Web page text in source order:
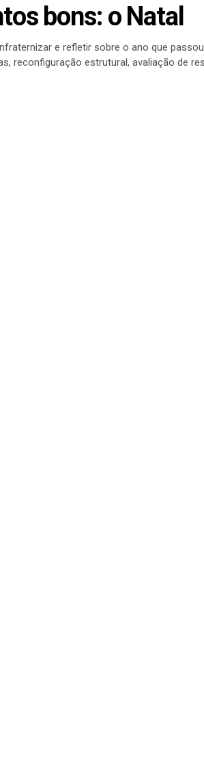
bons: o Natal
e refletir sobre o ano que
reconfiguração estrutural, avaliação de